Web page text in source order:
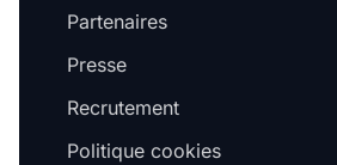
Partenaires
Presse
Recrutement
Politique cookies